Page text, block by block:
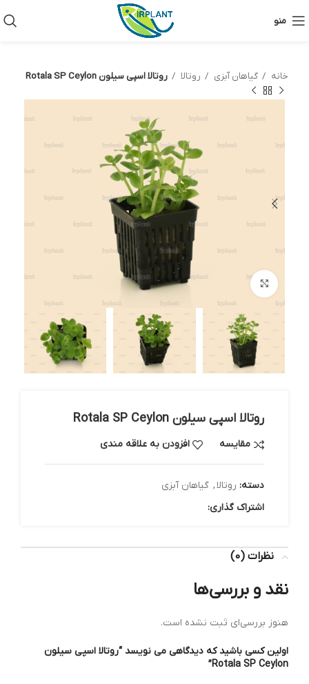
منو
خانه گیاهان آبزی روتالا روتالا اسپی سیلون Rotala SP Ceylon
بزرگنمایی تصویر
روتالا اسپی سیلون Rotala SP Ceylon
مقایسه افزودن به علاقه مندی
دسته: روتالا, گیاهان آبزی
اشتراک گذاری:
نظرات (0)
نقد و بررسی‌ها
هنوز بررسی‌ای ثبت نشده است.
اولین کسی باشید که دیدگاهی می نویسد “روتالا اسپی سیلون
Rotala SP Ceylon”